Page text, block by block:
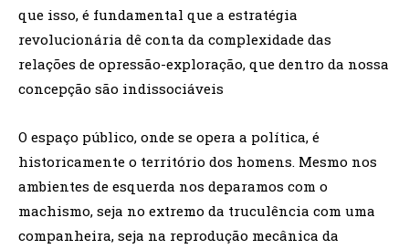
que isso, é fundamental que a estratégia
revolucionária dê conta da complexidade das
relações de opressão-exploração, que dentro da nossa
concepção são indissociáveis
O espaço público, onde se opera a política, é
historicamente o território dos homens. Mesmo nos
ambientes de esquerda nos deparamos com o
machismo, seja no extremo da truculência com uma
companheira, seja na reprodução mecânica da